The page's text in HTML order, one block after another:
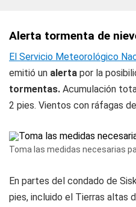
Alerta tormenta de
El Servicio Meteorológico
emitió un alerta por la
tormentas. Acumulación
2 pies. Vientos con ráfagas
Toma las medidas necesarias
En partes del condado de
pies, incluido el Tierras altas